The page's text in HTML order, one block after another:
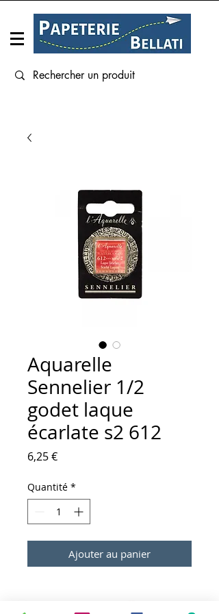
Aquarelle
Sennelier 1/2
godet laque
écarlate s2 612
6,25 €Prix
Quantité *
Ajouter au panier